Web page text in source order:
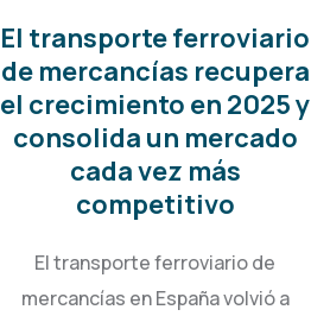
El transporte ferroviario
de mercancías recupera
el crecimiento en 2025 y
consolida un mercado
cada vez más
competitivo
El transporte ferroviario de
mercancías en España volvió a